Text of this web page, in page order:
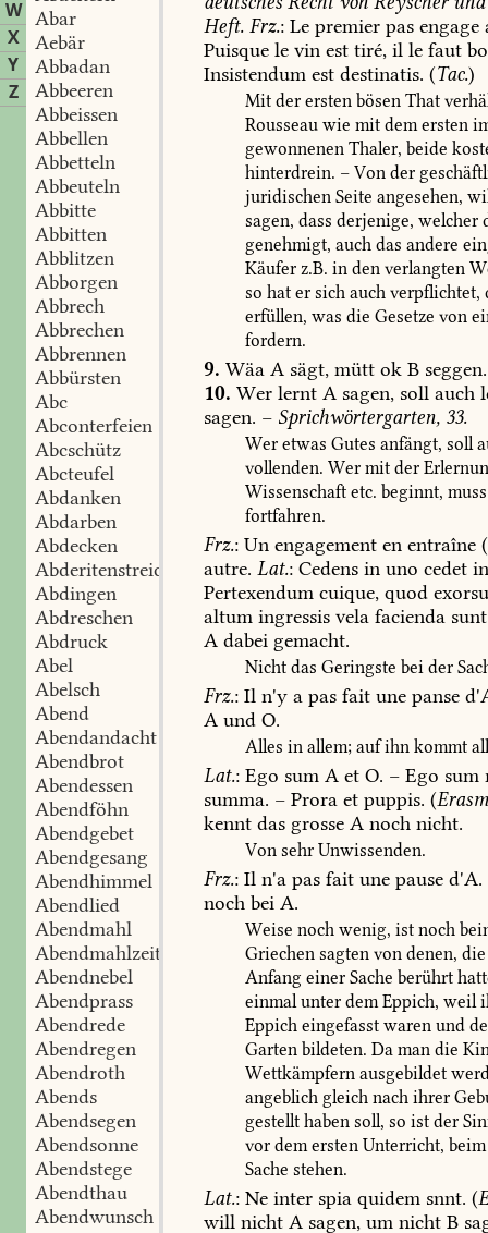
W
X
Y
Z
Abar
Aebär
Abbadan
Abbeeren
Abbeissen
Abbellen
Abbetteln
Abbeuteln
Abbitte
Abbitten
Abblitzen
Abborgen
Abbrech
Abbrechen
Abbrennen
Abbürsten
Abc
Abconterfeien
Abcschütz
Abcteufel
Abdanken
Abdarben
Abdecken
Abderitenstreiche
Abdingen
Abdreschen
Abdruck
Abel
Abelsch
Abend
Abendandacht
Abendbrot
Abendessen
Abendföhn
Abendgebet
Abendgesang
Abendhimmel
Abendlied
Abendmahl
Abendmahlzeit
Abendnebel
Abendprass
Abendrede
Abendregen
Abendroth
Abends
Abendsegen
Abendsonne
Abendstege
Abendthau
Abendwunsch
Heft. Frz.: Le premier pas engage
Puisque le vin est tiré, il le faut
Insistendum est destinatis. (Tac.)
MitdererstenbösenThat
Rousseauwie mitdemersten
gewonnenenThaler, beide
hinterdrein. –Vonder
juridischenSeite angesehen,
sagen, dass derjenige, welcher
genehmigt, auchdas andere
Käuferz.B. indenverlangten
so hatersichauchverpflichtet,
erfüllen, was die Gesetze von
fordern.
9. Wäa A sägt, mütt ok B seggen.
10. Wer lernt A sagen, soll auch
sagen. – Sprichwörtergarten, 33.
Weretwas Gutes anfängt, soll
vollenden. Wermitder
Wissenschaftetc. beginnt, muss
fortfahren.
Frz.: Un engagement en entraîne
autre. Lat.: Cedens in uno cedet
Pertexendum cuique, quod
altum ingressis vela facienda
A dabei gemacht.
Nichtdas Geringste beider
Frz.: Il n'y a pas fait une panse
A und O.
Alles inallem;aufihnkommt
Lat.: Ego sum A et O. – Ego sum
summa. – Prora et puppis. (
kennt das grosse A noch nicht.
VonsehrUnwissenden.
Frz.: Il n'a pas fait une pause d'A.
noch bei A.
Weise nochwenig, istnoch
Griechensagtenvondenen, die
Anfang einerSache berührt
einmalunterdemEppich, weil
Eppicheingefasstwarenund
Gartenbildeten. Damandie
Wettkämpfernausgebildet
angeblichgleichnachihrer
gestellthabensoll, so istder
vordemerstenUnterricht, beim
Sache stehen.
Lat.: Ne inter spia quidem snnt. (
will nicht A sagen, um nicht B